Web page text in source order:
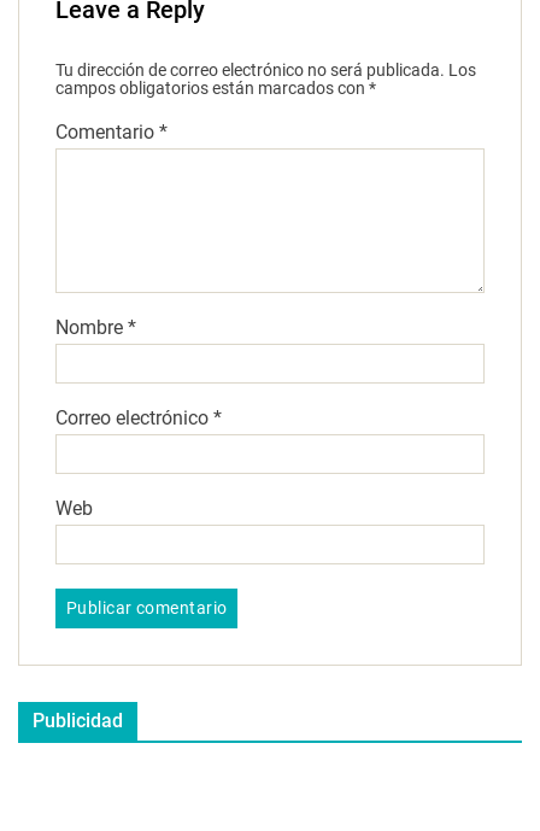
Leave a Reply
Tu dirección de correo electrónico no será publicada. Los
campos obligatorios están marcados con *
Comentario *
Nombre *
Correo electrónico *
Web
Publicidad